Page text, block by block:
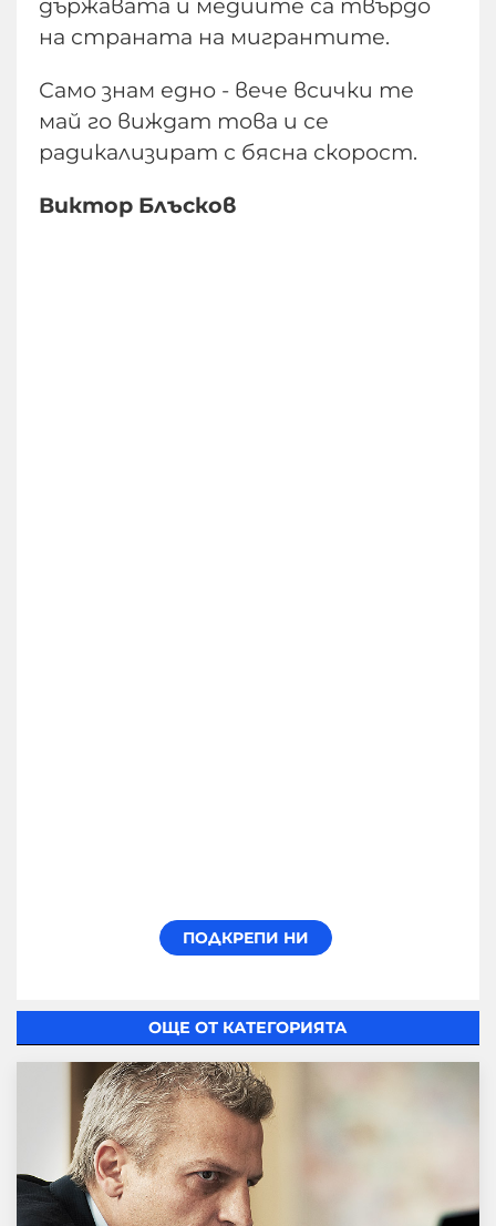
държавата и медиите са твърдо
на страната на мигрантите.
Само знам едно - вече всички те
май го виждат това и се
радикализират с бясна скорост.
Виктор Блъсков
ОЩЕ ОТ КАТЕГОРИЯТА